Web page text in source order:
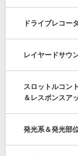
ドライブレコー
レイヤードサウ
スロットルコン
＆レスポンスア
発光系＆発光部